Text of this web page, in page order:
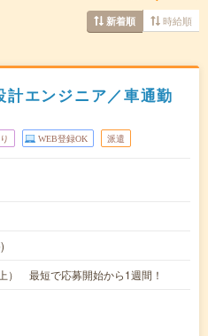
新着順 時給順
エンジニア／車通勤
WEB登録OK 派遣
） 最短で応募開始から1週間！